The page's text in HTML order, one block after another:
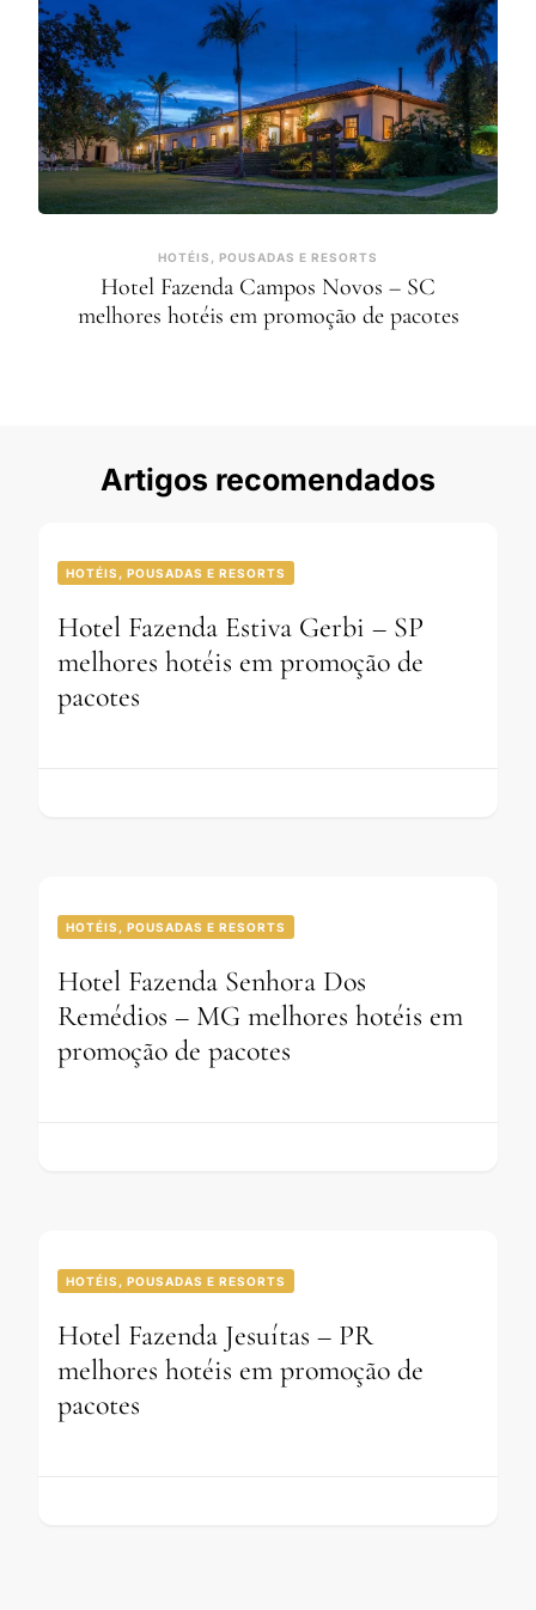
HOTÉIS, POUSADAS E RESORTS
Hotel Fazenda Campos Novos – SC
melhores hotéis em promoção de pacotes
Artigos recomendados
HOTÉIS, POUSADAS E RESORTS
Hotel Fazenda Estiva Gerbi – SP
melhores hotéis em promoção de
pacotes
HOTÉIS, POUSADAS E RESORTS
Hotel Fazenda Senhora Dos
Remédios – MG melhores hotéis em
promoção de pacotes
HOTÉIS, POUSADAS E RESORTS
Hotel Fazenda Jesuítas – PR
melhores hotéis em promoção de
pacotes